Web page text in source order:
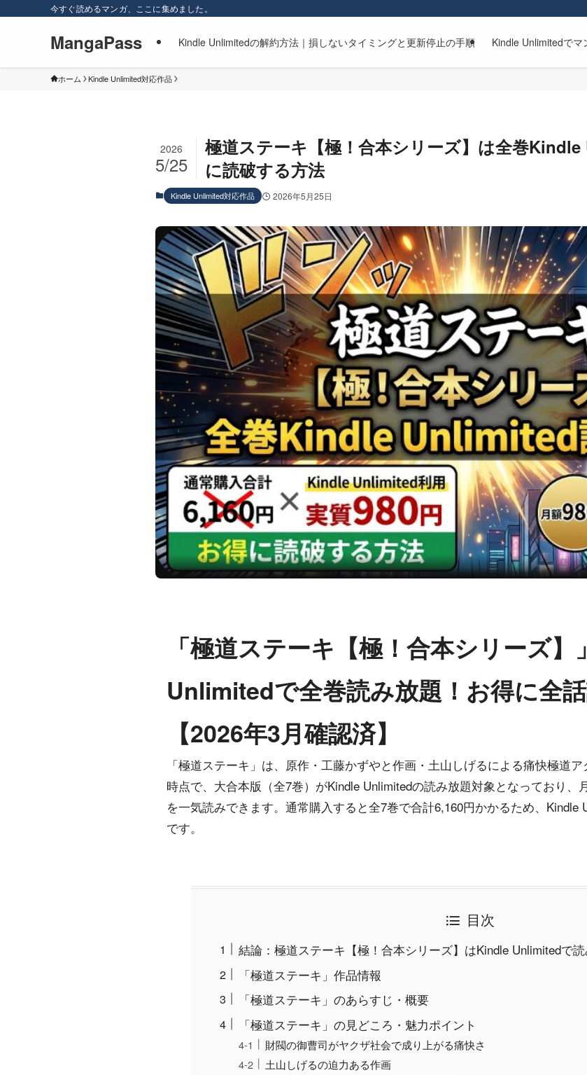
今すぐ読めるマンガ、ここに集めました。
MangaPass Kindle Unlimitedの解約方法｜損しないタイミングと更新停止の手順 Kindle Unlimitedで
ホーム Kindle Unlimited対応作品
極道ステーキ【極！合本シリーズ】は全巻
に読破する方法
2026
5/25
Kindle Unlimited対応作品 2026年5月25日
「極道ステーキ【極！合本シリーズ
Unlimitedで全巻読み放題！お得に全
【2026年3月確認済】
「極道ステーキ」は、原作・工藤かずやと作画・土山しげるによる痛快極道
時点で、大合本版（全7巻）がKindle Unlimitedの読み放題対象となっており、
を一気読みできます。通常購入すると全7巻で合計6,160円かかるため、
です。
目次
結論：極道ステーキ【極！合本シリーズ】はKindle Unlimitedで
「極道ステーキ」作品情報
「極道ステーキ」のあらすじ・概要
「極道ステーキ」の見どころ・魅力ポイント
財閥の御曹司がヤクザ社会で成り上がる痛快さ
土山しげるの迫力ある作画